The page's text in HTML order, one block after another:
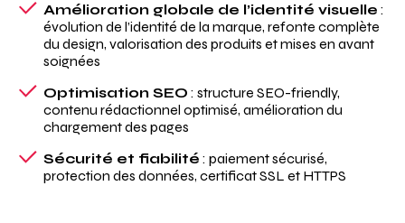
Amélioration globale de l’identité visuelle :
évolution de l’identité de la marque, refonte complète
du design, valorisation des produits et mises en avant
soignées
Optimisation SEO : structure SEO-friendly,
contenu rédactionnel optimisé, amélioration du
chargement des pages
Sécurité et fiabilité : paiement sécurisé,
protection des données, certificat SSL et HTTPS